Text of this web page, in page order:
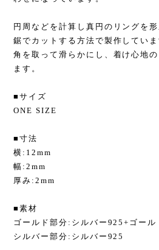
円周などを計算し真円のリングを
鋸でカットする方法で製作していま
角を取って滑らかにし、着け心地
ます。
■サイズ
ONE SIZE
■寸法
横:12mm
幅:2mm
厚み:2mm
■素材
ゴールド部分:シルバー925+ゴール
シルバー部分:シルバー925